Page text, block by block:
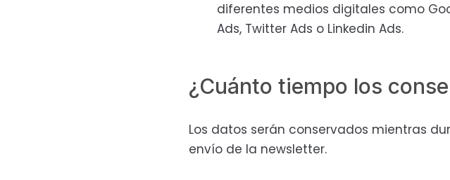
diferentes medios digitales como
Ads, Twitter Ads o Linkedin Ads.
¿Cuánto tiempo los
Los datos serán conservados mientras
envío de la newsletter.